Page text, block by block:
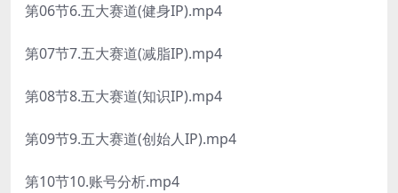
第06节6.五大赛道(健身IP).mp4
第07节7.五大赛道(减脂IP).mp4
第08节8.五大赛道(知识IP).mp4
第09节9.五大赛道(创始人IP).mp4
第10节10.账号分析.mp4